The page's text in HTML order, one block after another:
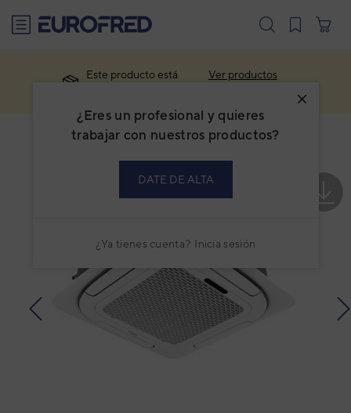
¿Eres un profesional y quieres
trabajar con nuestros productos?
DATE DE ALTA
¿Ya tienes cuenta? Inicia sesión
Este producto está
Ver productos